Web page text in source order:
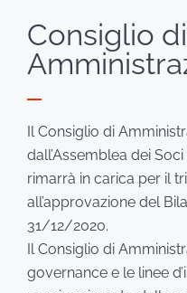
Consiglio di
Il Consiglio di
dall’Assemblea dei
rimarrà in carica per il
all’approvazione del
31/12/2020.
Il Consiglio di
governance e le linee